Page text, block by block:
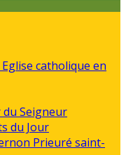
Eglise catholique en
du Seigneur
du Jour
Prieuré saint-